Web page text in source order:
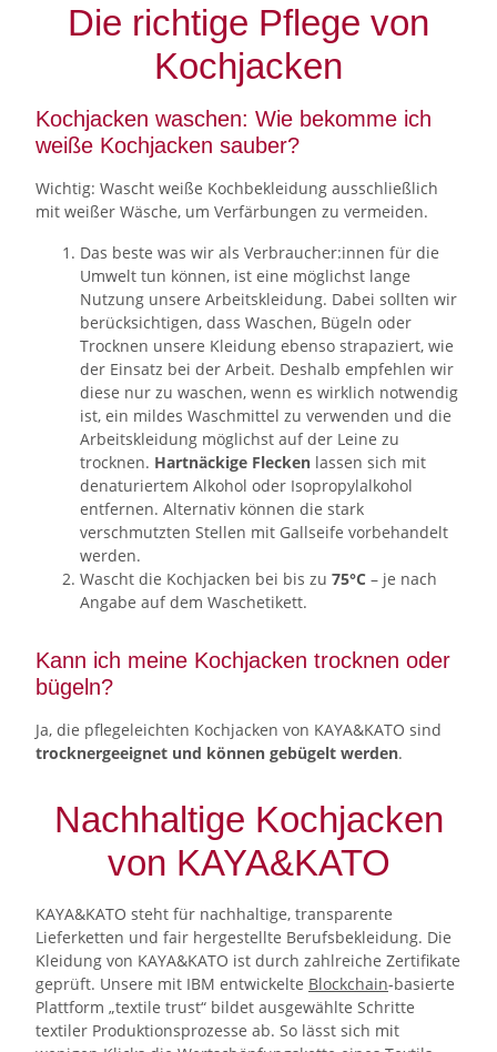
Die richtige Pflege von
Kochjacken
Kochjacken waschen: Wie bekomme ich
weiße Kochjacken sauber?
Wichtig: Wascht weiße Kochbekleidung ausschließlich
mit weißer Wäsche, um Verfärbungen zu vermeiden.
Das beste was wir als Verbraucher:innen für die
Umwelt tun können, ist eine möglichst lange
Nutzung unsere Arbeitskleidung. Dabei sollten wir
berücksichtigen, dass Waschen, Bügeln oder
Trocknen unsere Kleidung ebenso strapaziert, wie
der Einsatz bei der Arbeit. Deshalb empfehlen wir
diese nur zu waschen, wenn es wirklich notwendig
ist, ein mildes Waschmittel zu verwenden und die
Arbeitskleidung möglichst auf der Leine zu
trocknen. Hartnäckige Flecken lassen sich mit
denaturiertem Alkohol oder Isopropylalkohol
entfernen. Alternativ können die stark
verschmutzten Stellen mit Gallseife vorbehandelt
werden.
Wascht die Kochjacken bei bis zu 75°C – je nach
Angabe auf dem Waschetikett.
Kann ich meine Kochjacken trocknen oder
bügeln?
Ja, die pflegeleichten Kochjacken von KAYA&KATO sind
trocknergeeignet und können gebügelt werden.
Nachhaltige Kochjacken
von KAYA&KATO
KAYA&KATO steht für nachhaltige, transparente
Lieferketten und fair hergestellte Berufsbekleidung. Die
Kleidung von KAYA&KATO ist durch zahlreiche Zertifikate
geprüft. Unsere mit IBM entwickelte Blockchain-basierte
Plattform „textile trust“ bildet ausgewählte Schritte
textiler Produktionsprozesse ab. So lässt sich mit